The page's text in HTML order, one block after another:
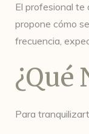
El profesional te
propone cómo
frecuencia,
¿Qué
Para